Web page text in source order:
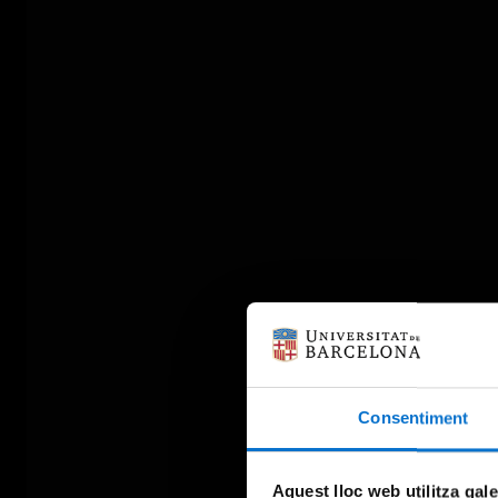
Consentiment
Aquest lloc web utilitza